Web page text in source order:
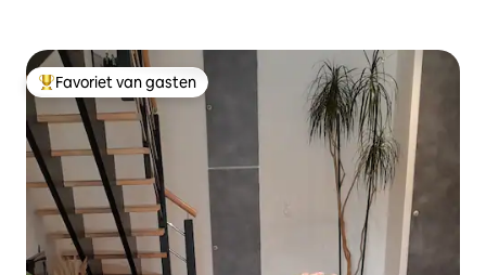
Topfavoriet van gasten
Favoriet van gasten